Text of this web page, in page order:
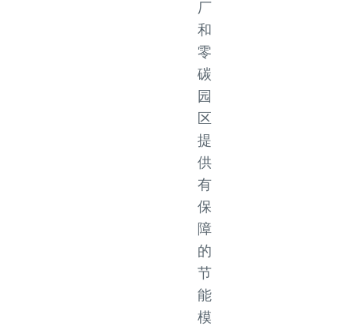
厂
和
零
碳
园
区
提
供
有
保
障
的
节
能
模